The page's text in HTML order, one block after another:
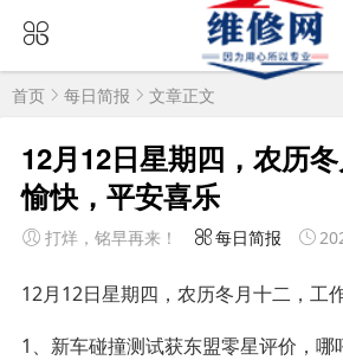
首页 每日简报 文章正文
12月12日星期四，农历
愉快，平安喜乐
打烊，铭早再来！ 每日简报
12月12日星期四，农历冬月十二，工
1、新车碰撞测试获东盟零星评价，